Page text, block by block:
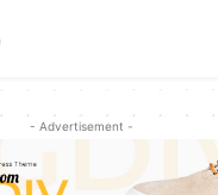
- Advertisement -